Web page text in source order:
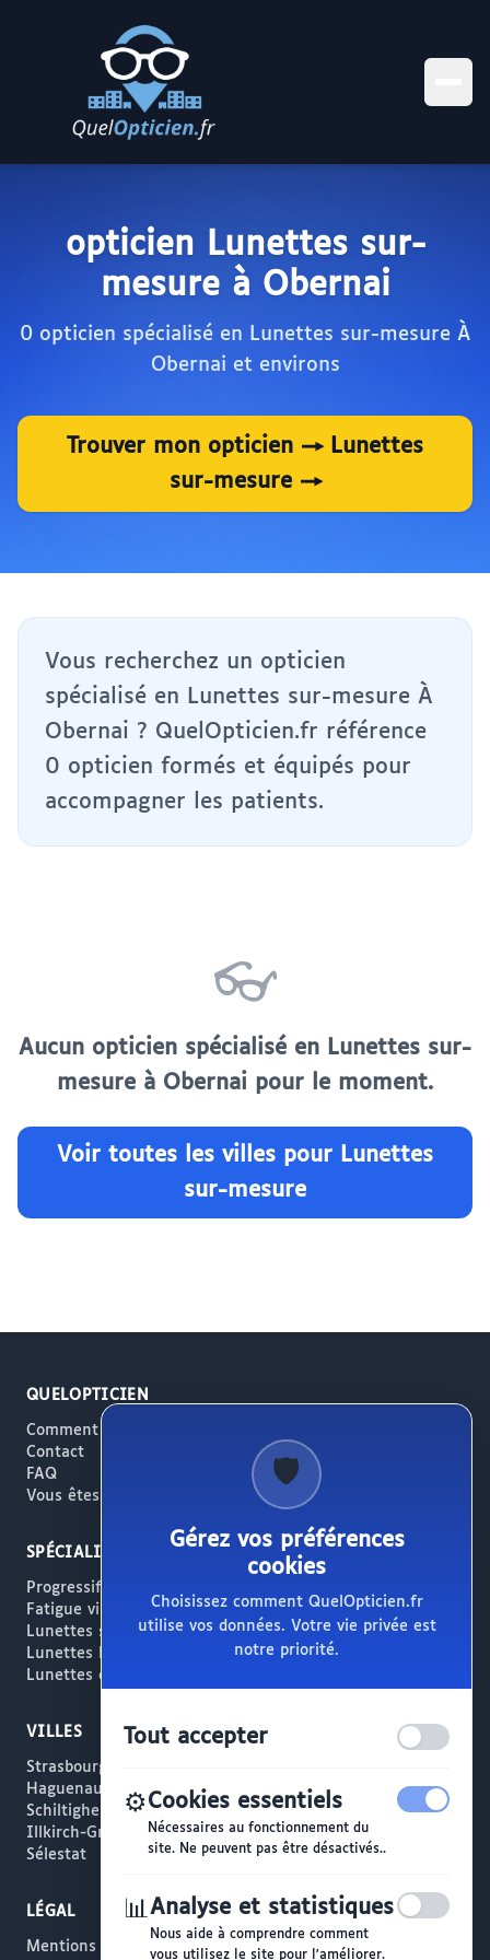
opticien Lunettes sur-
mesure à Obernai
0 opticien spécialisé en Lunettes sur-mesure À
Obernai et environs
Trouver mon opticien → Lunettes
sur-mesure →
Vous recherchez un opticien
spécialisé en Lunettes sur-mesure À
Obernai ? QuelOpticien.fr référence
0 opticien formés et équipés pour
accompagner les patients.
👓
Aucun opticien spécialisé en Lunettes sur-
mesure à Obernai pour le moment.
Voir toutes les villes pour Lunettes
sur-mesure
QUELOPTICIEN
Comment ça marche
Contact
FAQ
Vous êtes opticien ?
SPÉCIALITÉS
Progressifs / Presbytie
Fatigue visuelle / Écrans
Lunettes solaires
Lunettes haut de gamme
Lunettes créateur
VILLES
Strasbourg
Haguenau
Schiltigheim
Illkirch-Graffenstaden
Sélestat
LÉGAL
Mentions légales
🛡️
Gérez vos préférences
cookies
Choisissez comment QuelOpticien.fr
utilise vos données. Votre vie privée est
notre priorité.
Tout accepter
⚙️Cookies essentiels
Nécessaires au fonctionnement du
site. Ne peuvent pas être désactivés..
📊Analyse et statistiques
Nous aide à comprendre comment
vous utilisez le site pour l'améliorer.